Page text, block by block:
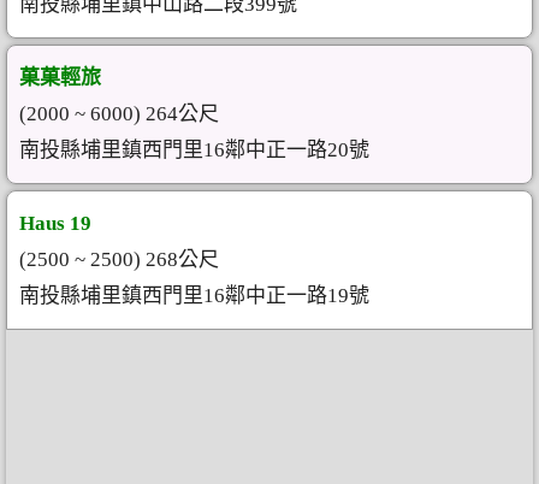
菓菓輕旅
(2000 ~ 6000) 264公尺
南投縣埔里鎮西門里16鄰中正一路20號
Haus 19
(2500 ~ 2500) 268公尺
南投縣埔里鎮西門里16鄰中正一路19號